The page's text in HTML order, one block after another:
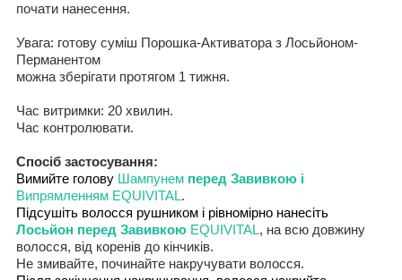
почати нанесення.
Увага: готову суміш Порошка-Активатора з Лосьйоном-
Перманентом
можна зберігати протягом 1 тижня.
Час витримки: 20 хвилин.
Час контролювати.
Спосіб застосування:
Вимийте голову Шампунем перед Завивкою і
Випрямленням EQUIVITAL.
Підсушіть волосся рушником і рівномірно нанесіть
Лосьйон перед Завивкою EQUIVITAL, на всю довжину
волосся, від коренів до кінчиків.
Не змивайте, починайте накручувати волосся.